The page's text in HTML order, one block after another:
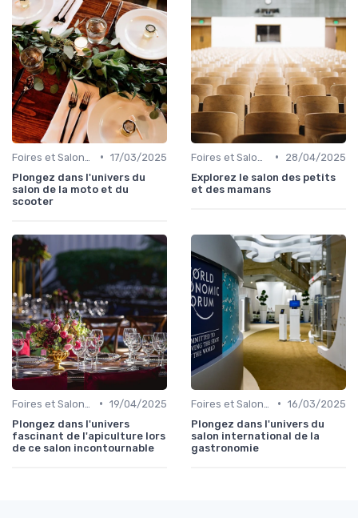
• 17/03/2025
Plongez dans l'univers du
salon de la moto et du
scooter
•
28/04/2025
Explorez le salon des petits
et des mamans
• 19/04/2025
Plongez dans l'univers
fascinant de l'apiculture lors
de ce salon incontournable
• 16/03/2025
Plongez dans l'univers du
salon international de la
gastronomie